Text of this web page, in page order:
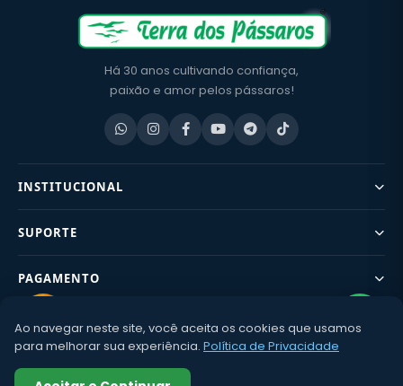
Há 30 anos cultivando confiança,
paixão e amor pelos pássaros!
INSTITUCIONAL
SUPORTE
PAGAMENTO
CONTATO
©2002–2026 Terra dos Pássaros – CNPJ: 02.674.780/0001-80 | Av.
Ao navegar neste site, você aceita os cookies que usamos
para melhorar sua experiência. Política de Privacidade